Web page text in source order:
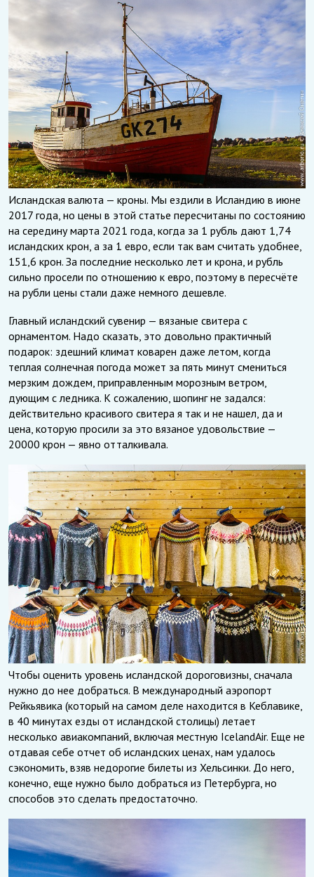
Исландская валюта — кроны. Мы ездили в Исландию в июне
2017 года, но цены в этой статье пересчитаны по состоянию
на середину марта 2021 года, когда за 1 рубль дают 1,74
исландских крон, а за 1 евро, если так вам считать удобнее,
151,6 крон. За последние несколько лет и крона, и рубль
сильно просели по отношению к евро, поэтому в пересчёте
на рубли цены стали даже немного дешевле.
Главный исландский сувенир — вязаные свитера с
орнаментом. Надо сказать, это довольно практичный
подарок: здешний климат коварен даже летом, когда
теплая солнечная погода может за пять минут смениться
мерзким дождем, приправленным морозным ветром,
дующим с ледника. К сожалению, шопинг не задался:
действительно красивого свитера я так и не нашел, да и
цена, которую просили за это вязаное удовольствие —
20000 крон — явно отталкивала.
Чтобы оценить уровень исландской дороговизны, сначала
нужно до нее добраться. В международный аэропорт
Рейкьявика (который на самом деле находится в Кеблавике,
в 40 минутах езды от исландской столицы) летает
несколько авиакомпаний, включая местную IcelandAir. Еще не
отдавая себе отчет об исландских ценах, нам удалось
сэкономить, взяв недорогие билеты из Хельсинки. До него,
конечно, еще нужно было добраться из Петербурга, но
способов это сделать предостаточно.